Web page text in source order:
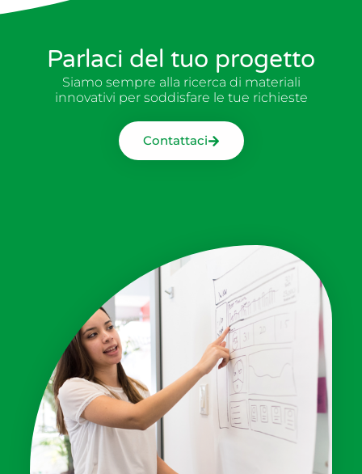
Parlaci del tuo progetto
Siamo sempre alla ricerca di materiali
innovativi per soddisfare le tue richieste
Contattaci